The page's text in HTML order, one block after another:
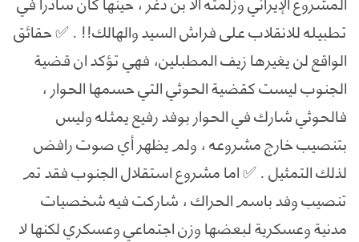
تطبيله للانقلاب على فراش السيد والهالك!! . ✅ حقائق
الواقع لن يغيرها زيف المطبلين، فهي تؤكد ان قضية
الجنوب ليست كقضية الحوثي التي حسمها الحوار ،
فالحوثي شارك في الحوار بوفد رفيع يمثله وليس
بتنصيب خارج مشروعه ، ولم يظهر أي صوت رافض
لذلك التمثيل . ✅ اما مشروع استقلال الجنوب فقد تم
تنصيب وفد باسم الحراك ، شاركت فيه شخصيات
مدنية وعسكرية لبعضها وزن اجتماعي وعسكري لكنها لا